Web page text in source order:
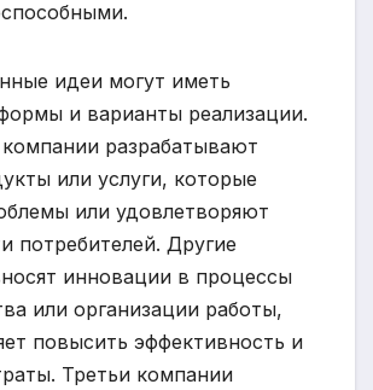
идеи могут иметь
и варианты реализации.
разрабатывают
или услуги, которые
или удовлетворяют
потребителей. Другие
инновации в процессы
или организации работы,
повысить эффективность и
Третьи компании